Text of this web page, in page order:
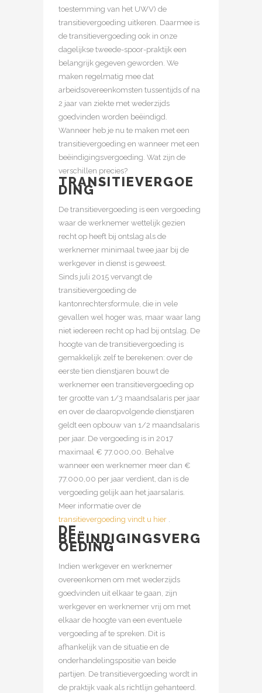
toestemming van het UWV) de
transitievergoeding uitkeren. Daarmee is
de transitievergoeding ook in onze
dagelijkse tweede-spoor-praktijk een
belangrijk gegeven geworden. We
maken regelmatig mee dat
arbeidsovereenkomsten tussentijds of na
2 jaar van ziekte met wederzijds
goedvinden worden beëindigd.
Wanneer heb je nu te maken met een
transitievergoeding en wanneer met een
beëindigingsvergoeding. Wat zijn de
verschillen precies?
TRANSITIEVERGOE
DING
De transitievergoeding is een vergoeding
waar de werknemer wettelijk gezien
recht op heeft bij ontslag als de
werknemer minimaal twee jaar bij de
werkgever in dienst is geweest.
Sinds juli 2015 vervangt de
transitievergoeding de
kantonrechtersformule, die in vele
gevallen wel hoger was, maar waar lang
niet iedereen recht op had bij ontslag. De
hoogte van de transitievergoeding is
gemakkelijk zelf te berekenen: over de
eerste tien dienstjaren bouwt de
werknemer een transitievergoeding op
ter grootte van 1/3 maandsalaris per jaar
en over de daaropvolgende dienstjaren
geldt een opbouw van 1/2 maandsalaris
per jaar. De vergoeding is in 2017
maximaal € 77.000,00. Behalve
wanneer een werknemer meer dan €
77.000,00 per jaar verdient, dan is de
vergoeding gelijk aan het jaarsalaris.
Meer informatie over de
transitievergoeding vindt u hier
DE
BEËINDIGINGSVERG
OEDING
Indien werkgever en werknemer
overeenkomen om met wederzijds
goedvinden uit elkaar te gaan, zijn
werkgever en werknemer vrij om met
elkaar de hoogte van een eventuele
vergoeding af te spreken. Dit is
afhankelijk van de situatie en de
onderhandelingspositie van beide
partijen. De transitievergoeding wordt in
de praktijk vaak als richtlijn gehanteerd.